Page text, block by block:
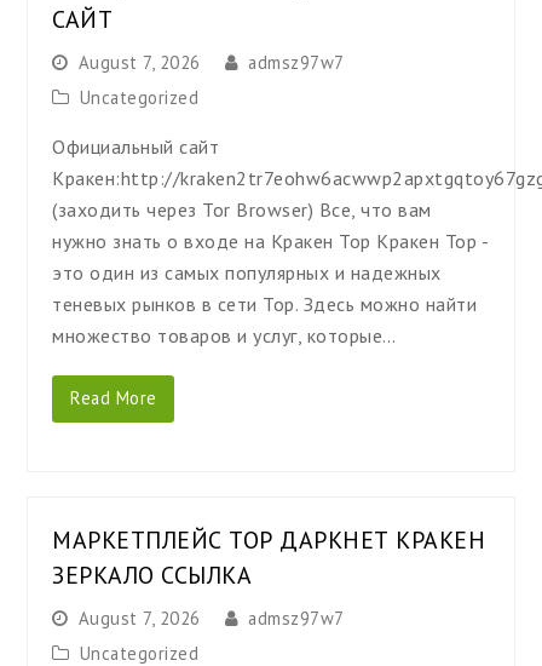
САЙТ
August 7, 2026
admsz97w7
Uncategorized
Официальный сайт
Кракен:http://
(заходить через Tor Browser) Все, что вам
нужно знать о входе на Кракен Тор Кракен Тор -
это один из самых популярных и надежных
теневых рынков в сети Тор. Здесь можно найти
множество товаров и услуг, которые…
Read More
МАРКЕТПЛЕЙС ТОР ДАРКНЕТ КРАКЕН
ЗЕРКАЛО ССЫЛКА
August 7, 2026
admsz97w7
Uncategorized